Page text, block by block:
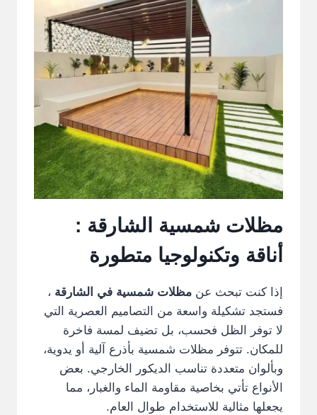
مظلات شمسية الشارقة :
أناقة وتكنولوجيا متطورة
إذا كنت تبحث عن مظلات شمسية في الشارقة ،
فستجد تشكيلة واسعة من التصاميم العصرية التي
لا توفر الظل فحسب، بل تضيف لمسة فاخرة
للمكان. تتوفر مظلات شمسية بأذرع آلية أو يدوية،
وبألوان متعددة تناسب الديكور الخارجي. بعض
الأنواع تأتي بخاصية مقاومة الماء والغبار، مما
يجعلها مثالية للاستخدام طوال العام.